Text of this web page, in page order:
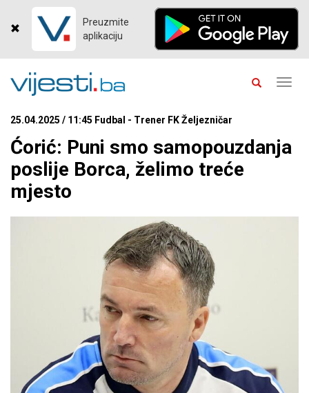
Preuzmite
aplikaciju
25.04.2025 / 11:45 Fudbal - Trener FK Željezničar
Ćorić: Puni smo samopouzdanja
poslije Borca, želimo treće
mjesto